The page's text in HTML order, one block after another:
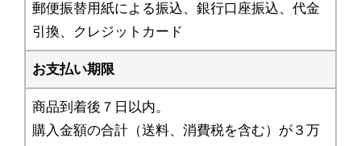
郵便振替用紙による振込、銀行口座振込、代金
引換、クレジットカード
お支払い期限
商品到着後７日以内。
購入金額の合計（送料、消費税を含む）が３万